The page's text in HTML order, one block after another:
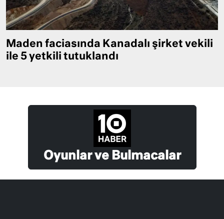
Maden faciasında Kanadalı şirket vekili
ile 5 yetkili tutuklandı
Oyunlar ve Bulmacalar